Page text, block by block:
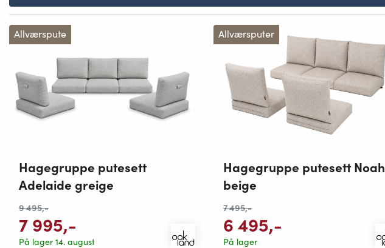
Allværspute
Hagegruppe putesett
Adelaide greige
9 495,-
7 995,-
På lager 14. august
Allværsputer
Hagegruppe putesett Noah
beige
7 495,-
6 495,-
På lager